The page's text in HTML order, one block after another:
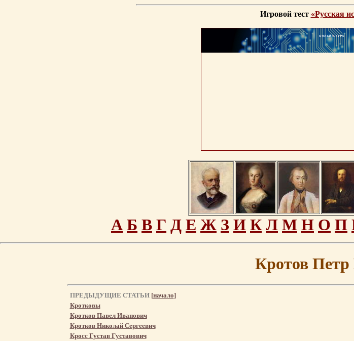
Игровой тест «Русская
А Б В Г Д Е Ж З И К Л М Н О П
Кротов
ПРЕДЫДУЩИЕ СТАТЬИ [начало]
Кротковы
Кротков Павел Иванович
Кротков Николай Сергеевич
Кросс Густав Густавович